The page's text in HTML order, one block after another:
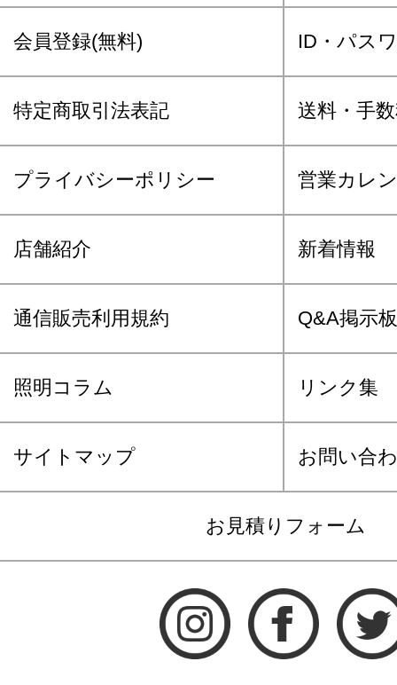
会員登録(無料) ID・パス
特定商取引法表記 送料・手
プライバシーポリシー 営業カレ
店舗紹介 新着情報
通信販売利用規約 Q&A掲示板
照明コラム リンク集
サイトマップ お問い合
お見積りフォーム